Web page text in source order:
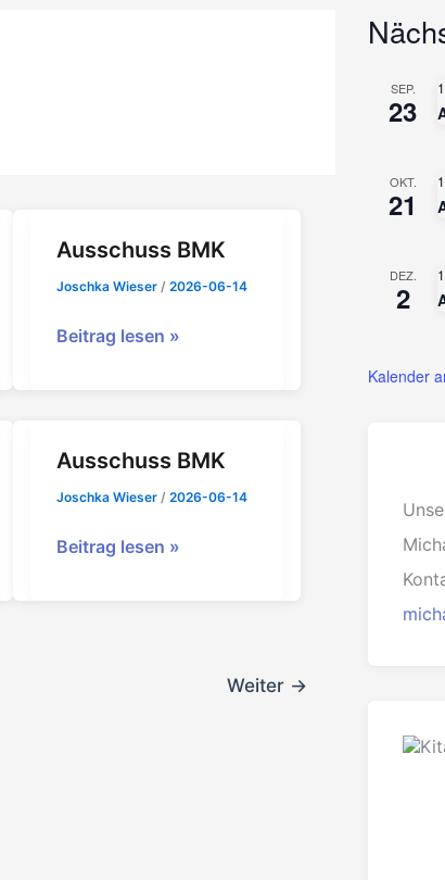
Ausschuss BMK
Joschka Wieser / 2026-06-14
Ausschuss
Beitrag lesen »
Ausschuss BMK
Joschka Wieser / 2026-06-14
Ausschuss
Beitrag lesen »
Weiter →
SEP.
23
OKT.
21
DEZ.
2
Kalender